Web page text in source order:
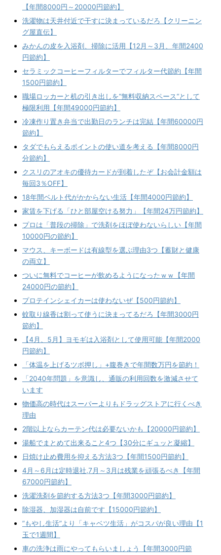
【年間8000円～20000円節約】
洗濯物は天井付近で干すに決まっているだろ【クリーニン
グ屋直伝】
みかんの皮を入浴剤、掃除に活用【12月～3月、年間2400
円節約】
セラミックコーヒーフィルターでフィルター代節約【年間
1500円節約】
職場ロッカーと机の引き出しを“無料収納スペース“として
極限利用【年間49000円節約】
冷凍作り置き弁当で出勤日のランチは完結【年間60000円
節約】
タダでもらえるポイントの使い道を考える【年間8000円
分節約】
クスリのアオキの優待カードが到着したぞ【お会計金額は
毎回3％OFF】
18年間ベルト代がかからない生活【年間4000円節約】
家賃を下げる「ひと部屋空ける努力」【年間24万円節約】
プロは「普段の掃除」で洗剤をほぼ使わないらしい【年間
10000円の節約】
マウス、キーボードは有線型を選ぶ理由3つ【蓄財と健康
の両立】
ついに無料でコーヒーが飲めるようになったｗｗ【年間
24000円の節約】
プロテインシェイカーは使わないぜ【500円節約】
蚊取り線香は割って使うに決まってるだろ【年間3000円
節約】
【4月、5月】ヨモギは入浴剤として使用可能【年間2000
円節約】
「体温を上げるツボ押し」+腹巻きで年間数万円を節約！
「2040年問題」を意識し、通販の利用回数を激減させて
います
物価高の時代はスーパーよりもドラッグストアに行くべき
理由
2階以上ならカーテン代は必要ないかも【20000円節約】
湯船でまとめて出来ること4つ【30分にギュッと凝縮】
日焼け止め費用を抑える方法3つ【年間1500円節約】
4月～6月は定時退社,7月～3月は残業を頑張るべき【年間
67000円節約】
洗濯洗剤を節約する方法3つ【年間3000円節約】
除湿器、加湿器は自前です【15000円節約】
”もやし生活”より「キャベツ生活」がコスパが良い理由【1
玉で1週間】
車の洗浄は雨にやってもらいましょう【年間3000円節